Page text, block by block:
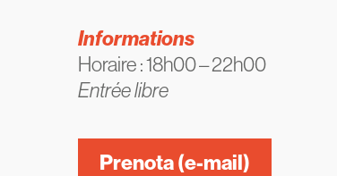
Informations
Horaire : 18h00 – 22h00
Entrée libre
Prenota (e-mail)